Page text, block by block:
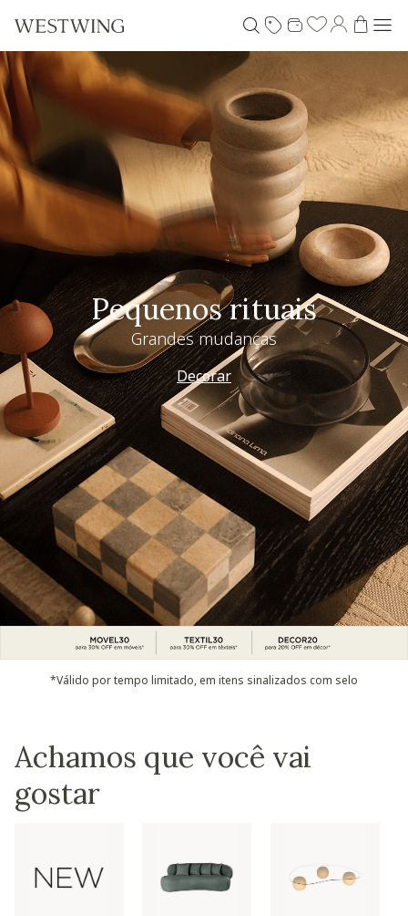
Pequenos rituais
Grandes mudanças
Decorar
*Válido por tempo limitado, em itens sinalizados com selo
Achamos que você vai
gostar